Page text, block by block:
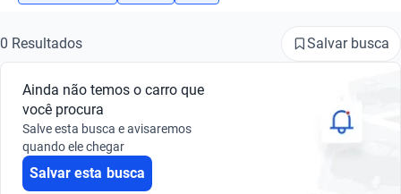
Busque por marca
Busque por modelo
Busque por versão
0 Resultados Salvar busca
Ainda não temos o carro que
você procura
Salve esta busca e avisaremos
quando ele chegar
Salvar esta busca